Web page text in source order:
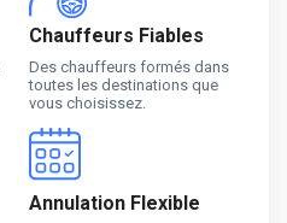
Chauffeurs Fiables
Des chauffeurs formés dans
toutes les destinations que
vous choisissez.
Annulation Flexible